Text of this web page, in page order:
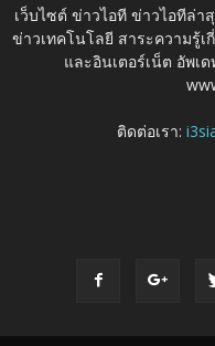
เว็บไซต์ ข่าวไอที ข่าวไอทีล่า
ข่าวเทคโนโลยี สาระความรู้
และอินเตอร์เน็ต อัพเ
ติดต่อเรา: